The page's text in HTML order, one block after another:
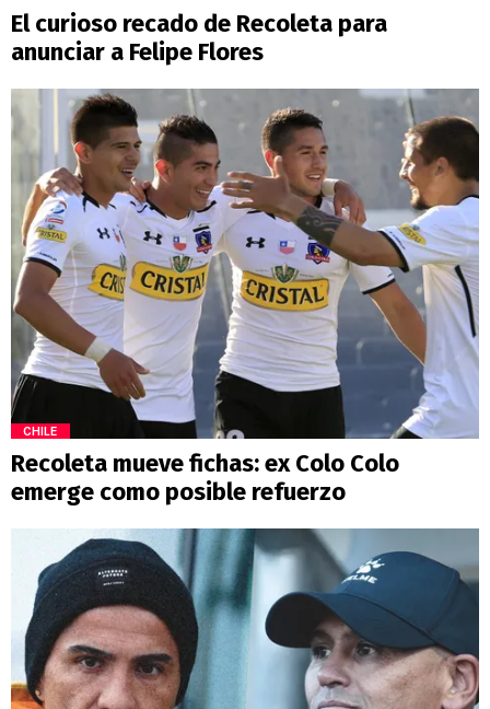
El curioso recado de Recoleta para
anunciar a Felipe Flores
CHILE
Recoleta mueve fichas: ex Colo Colo
emerge como posible refuerzo